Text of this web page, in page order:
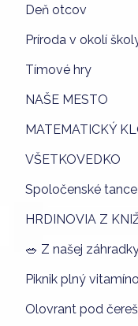
Deň otcov
Príroda v okolí
Tímové hry
NAŠE MESTO
MATEMATICKÝ
VŠETKOVEDKO
Spoločenské
HRDINOVIA Z
🥗 Z našej
Piknik plný
Olovrant pod